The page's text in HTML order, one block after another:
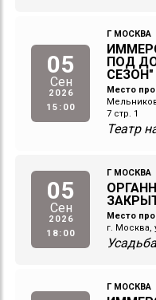
05
Сен
2026
15:00
Г МОСКВА
ПОД
СЕЗОН"
Место
7 стр. 1
Театр
05
Сен
2026
18:00
Г МОСКВА
Место
г. Москва,
Г МОСКВА